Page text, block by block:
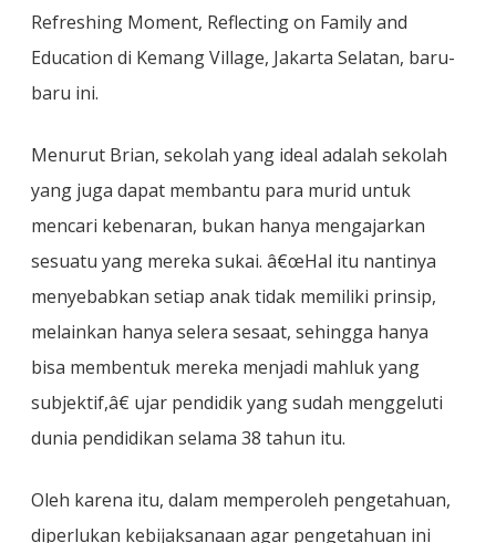
Refreshing Moment, Reflecting on Family and
Education di Kemang Village, Jakarta Selatan, baru-
baru ini.
Menurut Brian, sekolah yang ideal adalah sekolah
yang juga dapat membantu para murid untuk
mencari kebenaran, bukan hanya mengajarkan
sesuatu yang mereka sukai. â€œHal itu nantinya
menyebabkan setiap anak tidak memiliki prinsip,
melainkan hanya selera sesaat, sehingga hanya
bisa membentuk mereka menjadi mahluk yang
subjektif,â€ ujar pendidik yang sudah menggeluti
dunia pendidikan selama 38 tahun itu.
Oleh karena itu, dalam memperoleh pengetahuan,
diperlukan kebijaksanaan agar pengetahuan ini